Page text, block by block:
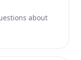
about